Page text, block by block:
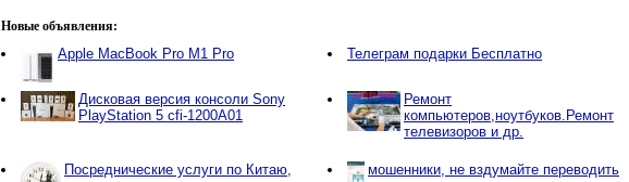
Новые объявления:
Apple MacBook Pro M1 Pro Телеграм подарки Бесплатно
Дисковая версия консоли Sony
PlayStation 5 cfi-1200A01
Ремонт
компьютеров,ноутбуков.Ремонт
телевизоров и др.
Посреднические услуги по Китаю,
мошенники, не вздумайте переводить